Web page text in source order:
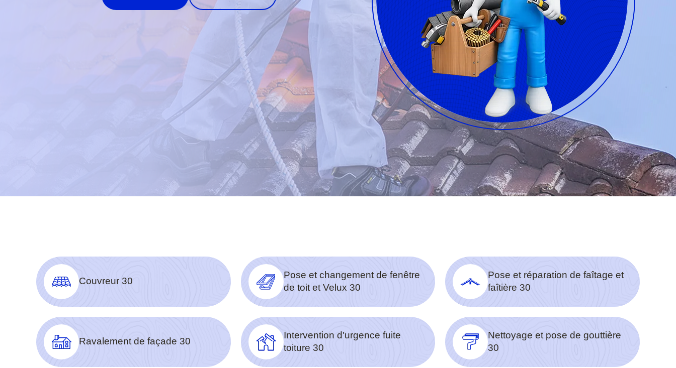
Couvreur 30
Pose et changement de fenêtre
de toit et Velux 30
Pose et réparation de faîtage et
faîtière 30
Ravalement de façade 30
Intervention d'urgence fuite
toiture 30
Nettoyage et pose de gouttière
30